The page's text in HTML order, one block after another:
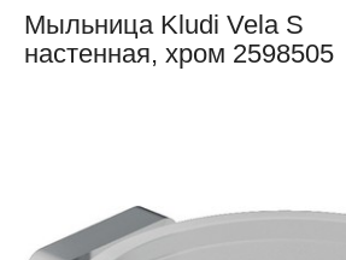
Мыльница Kludi Vela S
настенная, хром 2598505